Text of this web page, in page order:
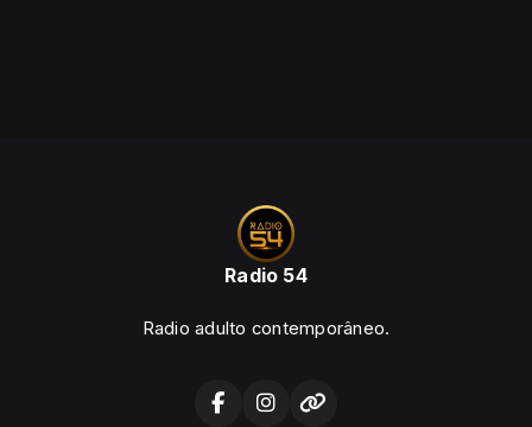
Radio 54
Radio adulto contemporâneo.